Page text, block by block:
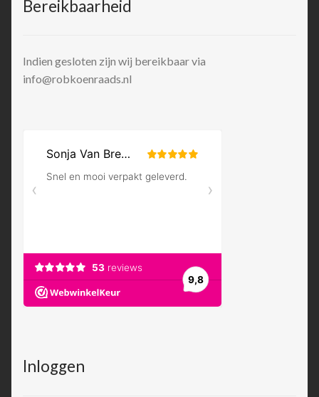
Bereikbaarheid
Indien gesloten zijn wij bereikbaar via
info@robkoenraads.nl
Inloggen